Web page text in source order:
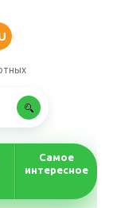
Самое
интересное